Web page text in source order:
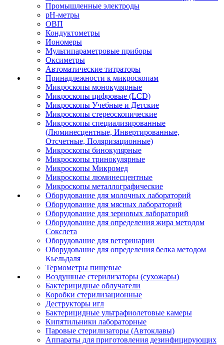
Промышленные электроды
pH-метры
ОВП
Кондуктометры
Иономеры
Мультипараметровые приборы
Оксиметры
Автоматические титраторы
Принадлежности к микроскопам
Микроскопы монокулярные
Микроскопы цифровые (LCD)
Микроскопы Учебные и Детские
Микроскопы стереоскопические
Микроскопы специализированные
(Люминесцентные, Инвертированные,
Отсчетные, Поляризационные)
Микроскопы бинокулярные
Микроскопы тринокулярные
Микроскопы Микромед
Микроскопы люминесцентные
Микроскопы металлографические
Оборудование для молочных лабораторий
Оборудование для мясных лабораторий
Оборудование для зерновых лабораторий
Оборудование для определения жира методом
Сокслета
Оборудование для ветеринарии
Оборудование для определения белка методом
Кьельдаля
Термометры пищевые
Воздушные стерилизаторы (сухожары)
Бактерицидные облучатели
Коробки стерилизационные
Деструкторы игл
Бактерицидные ультрафиолетовые камеры
Кипятильники лабораторные
Паровые стерилизаторы (Автоклавы)
Аппараты для приготовления дезинфицирующих